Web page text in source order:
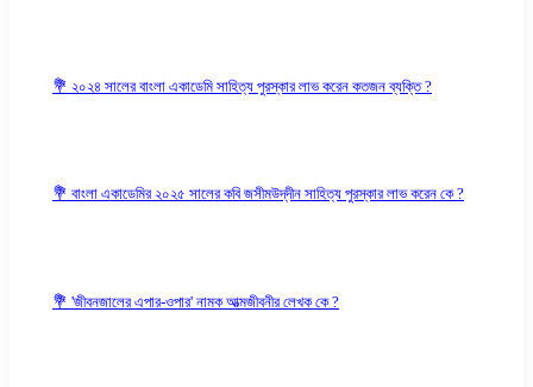
💐 ২০২৪ সালের বাংলা একাডেমি সাহিত্য পুরস্কার লাভ করেন কতজন ব্যক্তি ?
💐 বাংলা একাডেমির ২০২৫ সালের কবি জসীমউদ্‌দীন সাহিত্য পুরস্কার লাভ করেন কে ?
💐 'জীবনজালের এপার-ওপার' নামক আত্মজীবনীর লেখক কে ?